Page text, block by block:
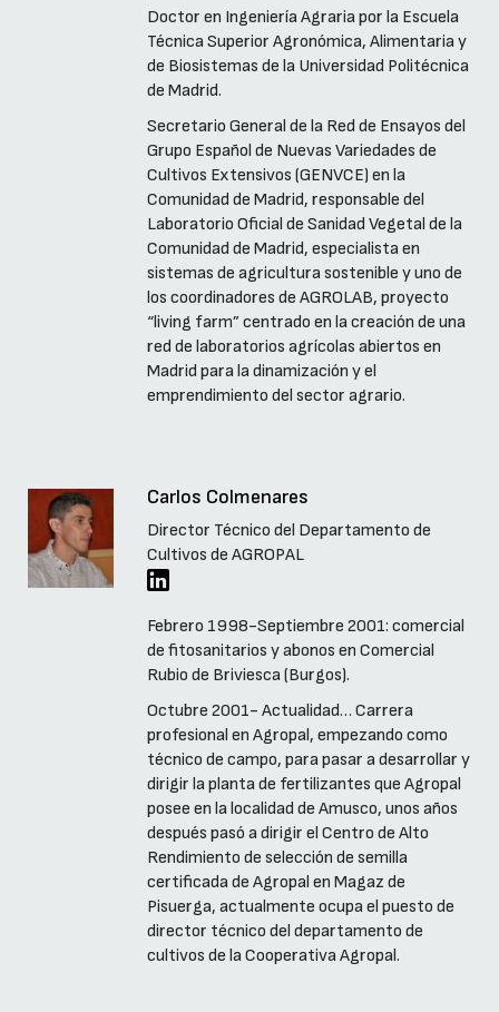
Doctor en Ingeniería Agraria por la Escuela
Técnica Superior Agronómica, Alimentaria y
de Biosistemas de la Universidad Politécnica
de Madrid.
Secretario General de la Red de Ensayos del
Grupo Español de Nuevas Variedades de
Cultivos Extensivos (GENVCE) en la
Comunidad de Madrid, responsable del
Laboratorio Oficial de Sanidad Vegetal de la
Comunidad de Madrid, especialista en
sistemas de agricultura sostenible y uno de
los coordinadores de AGROLAB, proyecto
“living farm” centrado en la creación de una
red de laboratorios agrícolas abiertos en
Madrid para la dinamización y el
emprendimiento del sector agrario.
Carlos Colmenares
Director Técnico del Departamento de
Cultivos de AGROPAL
Febrero 1998-Septiembre 2001: comercial
de fitosanitarios y abonos en Comercial
Rubio de Briviesca (Burgos).
Octubre 2001- Actualidad… Carrera
profesional en Agropal, empezando como
técnico de campo, para pasar a desarrollar y
dirigir la planta de fertilizantes que Agropal
posee en la localidad de Amusco, unos años
después pasó a dirigir el Centro de Alto
Rendimiento de selección de semilla
certificada de Agropal en Magaz de
Pisuerga, actualmente ocupa el puesto de
director técnico del departamento de
cultivos de la Cooperativa Agropal.